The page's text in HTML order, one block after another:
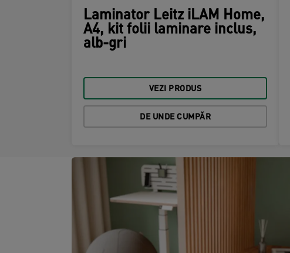
Laminator Leitz iLAM Home,
A4, kit folii laminare inclus,
alb-gri
VEZI PRODUS
DE UNDE CUMPĂR